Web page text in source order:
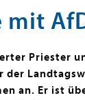
mit
Priester
der
an. Er ist